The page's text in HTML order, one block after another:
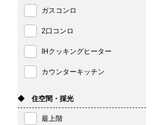
ガスコンロ
2口コンロ
IHクッキングヒーター
カウンターキッチン
◆ 住空間・採光
最上階